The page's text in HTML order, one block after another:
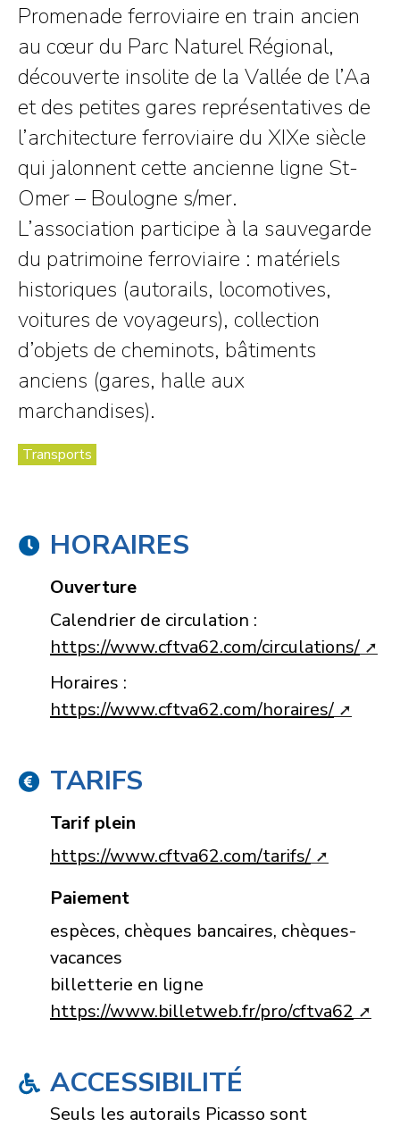
Promenade ferroviaire en train ancien
au cœur du Parc Naturel Régional,
découverte insolite de la Vallée de l’Aa
et des petites gares représentatives de
l’architecture ferroviaire du XIXe siècle
qui jalonnent cette ancienne ligne St-
Omer – Boulogne s/mer.
L’association participe à la sauvegarde
du patrimoine ferroviaire : matériels
historiques (autorails, locomotives,
voitures de voyageurs), collection
d’objets de cheminots, bâtiments
anciens (gares, halle aux
marchandises).
Transports
HORAIRES
Ouverture
Calendrier de circulation :
https://www.cftva62.com/circulations/
Horaires :
https://www.cftva62.com/horaires/
TARIFS
Tarif plein
https://www.cftva62.com/tarifs/
Paiement
espèces, chèques bancaires, chèques-
vacances
billetterie en ligne
https://www.billetweb.fr/pro/cftva62
ACCESSIBILITÉ
Seuls les autorails Picasso sont